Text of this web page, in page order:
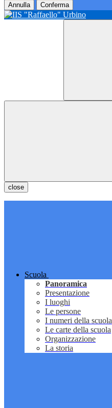
Annulla Conferma
close
Scuola
Panoramica
Presentazione
I luoghi
Le persone
I numeri della scuola
Le carte della scuola
Organizzazione
La storia